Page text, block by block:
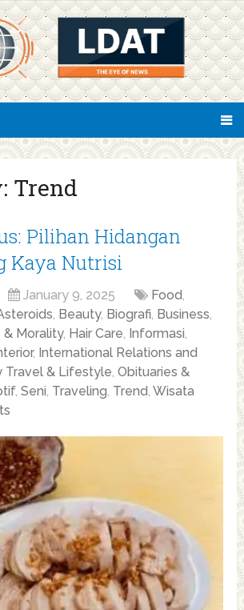
Trend
Pilihan Hidangan
Kaya Nutrisi
January 9, 2025 Food,
, Beauty, Biografi, Business,
& Morality, Hair Care, Informasi,
, International Relations and
Travel & Lifestyle,Obituaries &
,Seni, Traveling, Trend,Wisata